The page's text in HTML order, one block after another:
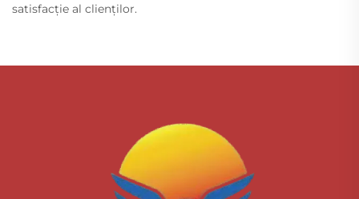
satisfacție al clienților.